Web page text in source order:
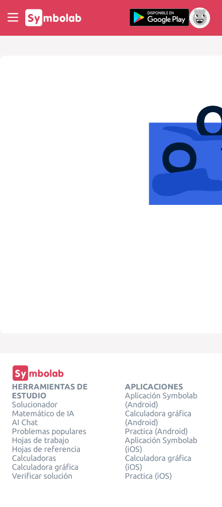
HERRAMIENTAS DE
ESTUDIO
Solucionador
Matemático de IA
AI Chat
Problemas populares
Hojas de trabajo
Hojas de referencia
Calculadoras
Calculadora gráfica
Verificar solución
APLICACIONES
Aplicación Symbolab
(Android)
Calculadora gráfica
(Android)
Practica (Android)
Aplicación Symbolab
(iOS)
Calculadora gráfica
(iOS)
Practica (iOS)